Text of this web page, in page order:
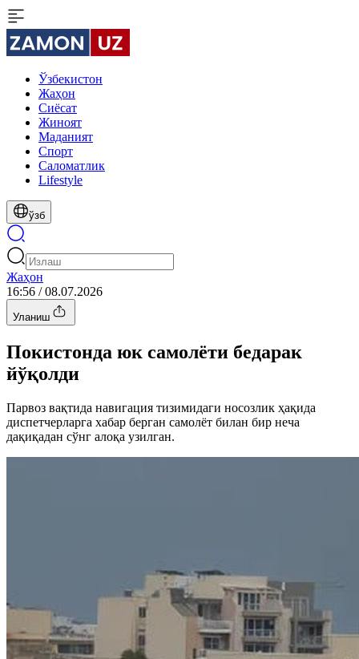
Ўзбекистон
Жаҳон
Сиёсат
Жиноят
Маданият
Спорт
Cаломатлик
Lifestyle
ўзб
Жаҳон
16:56 / 08.07.2026
Уланиш
Покистонда юк самолёти бедарак
йўқолди
Парвоз вақтида навигация тизимидаги носозлик ҳақида
диспетчерларга хабар берган самолёт билан бир неча
дақиқадан сўнг алоқа узилган.